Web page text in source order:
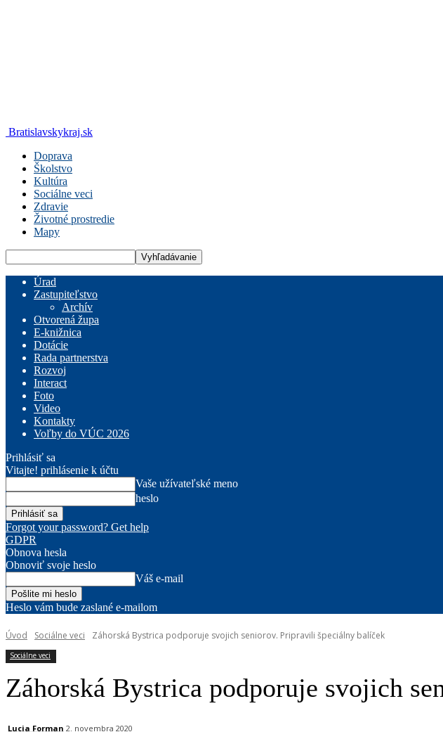
Bratislavskykraj.sk
Doprava
Školstvo
Kultúra
Sociálne veci
Zdravie
Životné prostredie
Mapy
Úrad
Zastupiteľstvo
Archív
Otvorená župa
E-knižnica
Dotácie
Rada partnerstva
Rozvoj
Interact
Foto
Video
Kontakty
Voľby do VÚC 2026
Prihlásiť sa
Vitajte! prihlásenie k účtu
Vaše užívateľské meno
heslo
Forgot your password? Get help
GDPR
Obnova hesla
Obnoviť svoje heslo
Váš e-mail
Heslo vám bude zaslané e-mailom
Úvod Sociálne veci Záhorská Bystrica podporuje svojich seniorov. Pripravili špeciálny balíček
Sociálne veci
Záhorská Bystrica podporuje svojich
Lucia Forman 2. novembra 2020